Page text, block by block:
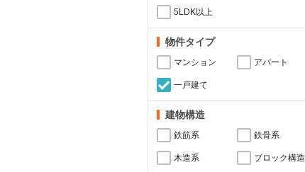
5LDK以上
物件タイプ
マンション アパート
一戸建て
建物構造
鉄筋系 鉄骨系
木造系 ブロック構造